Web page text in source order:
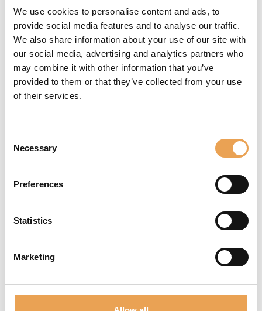
We use cookies to personalise content and ads, to
provide social media features and to analyse our traffic.
We also share information about your use of our site with
our social media, advertising and analytics partners who
may combine it with other information that you’ve
provided to them or that they’ve collected from your use
of their services.
Selection
Necessary
Preferences
Statistics
Marketing
BOLETÍN DE NOTICIAS
¡Nunca más te pierdas! Le informamos sobre nuevos
productos, eventos y futuras tendencias.
SUSCRÍBETE AL BOLETÍN DE NOTICIAS
ENLACES ADICIONALES
Contacto
Pie de imprenta
+49 511 94293-0